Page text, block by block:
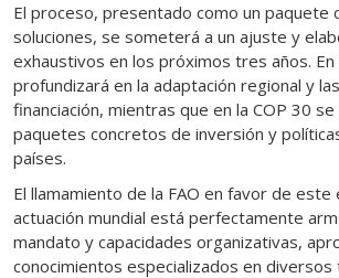
El proceso, presentado como un paquete
soluciones, se someterá a un ajuste y
exhaustivos en los próximos tres años. En
profundizará en la adaptación regional y
financiación, mientras que en la COP 30
paquetes concretos de inversión y
países.
El llamamiento de la FAO en favor de este
actuación mundial está perfectamente
mandato y capacidades organizativas,
conocimientos especializados en diversos